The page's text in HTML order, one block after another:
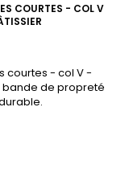
COURTES - COL V
courtes - col V -
bande de propreté